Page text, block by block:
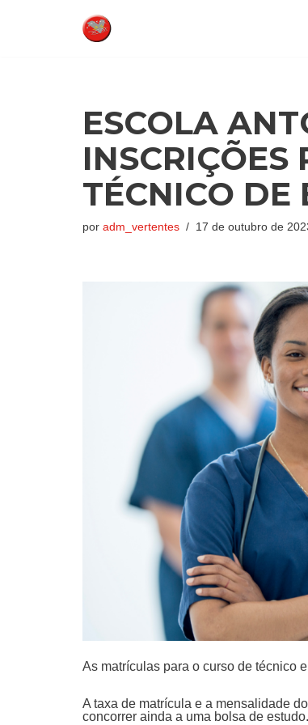
ESCOLA
INSCRIÇÕES
TÉCNICO
por adm_vertentes 17 de outubro de
As matrículas para o curso de técnico
A taxa de matrícula e a mensalidade
concorrer ainda a uma bolsa de estudo.